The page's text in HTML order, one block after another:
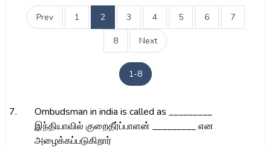
Prev 1 2 3 4 5 6 7
8 Next
1-8
7.
Ombudsman in india is called as _________
இந்தியாவில் குறைதீர்ப்பாளன் _________ என
அழைக்கப்படுகிறார்